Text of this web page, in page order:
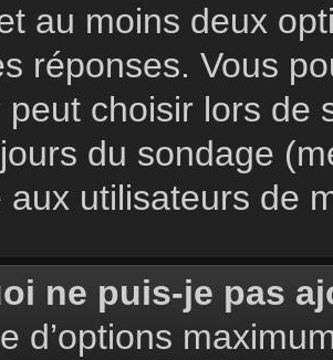
au moins deux
réponses. Vous
peut choisir lors de
du sondage
aux utilisateurs de
ne puis-je pas
d’options